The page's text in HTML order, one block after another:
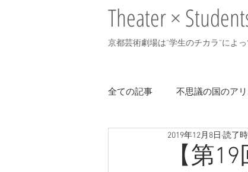
Theater ×
京都芸術劇場は”学生のチカラ”によ
全ての記事 不思議の国のア
演じるシニア2018 オッ
【第
2019年12月8日 読了